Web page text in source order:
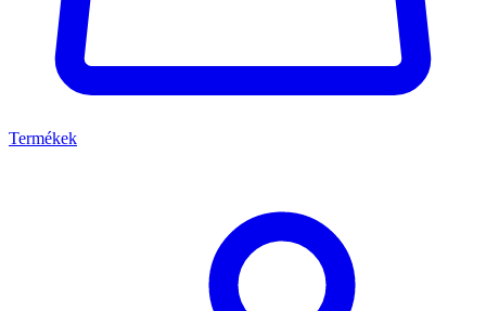
Termékek